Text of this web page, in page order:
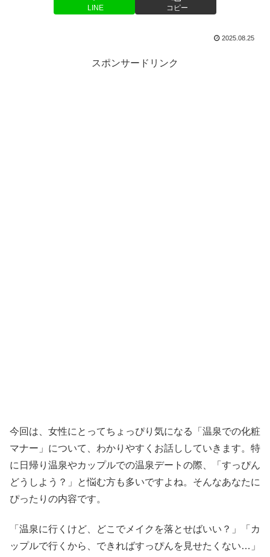
LINE コピー
2025.08.25
スポンサードリンク
今回は、女性にとってちょっぴり気になる「温泉での化粧
マナー」について、わかりやすくお話ししていきます。特
に日帰り温泉やカップルでの温泉デートの際、「すっぴん
どうしよう？」と悩む方も多いですよね。そんなあなたに
ぴったりの内容です。
「温泉に行くけど、どこでメイクを落とせばいい？」「カ
ップルで行くから、できればすっぴんを見せたくない…」